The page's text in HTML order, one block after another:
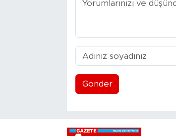
Gönder